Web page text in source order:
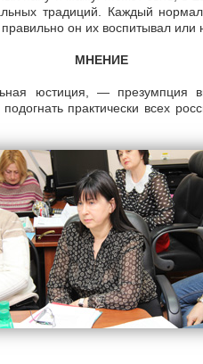
традиций. Каждый
он их воспитывал или
МНЕНИЕ
юстиция, — презумпция
практически всех